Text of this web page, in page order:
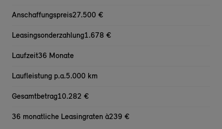
Anschaffungspreis27.500 €
Leasingsonderzahlung1.678 €
Laufzeit36 Monate
Laufleistung p.a.5.000 km
Gesamtbetrag10.282 €
36 monatliche Leasingraten à239 €